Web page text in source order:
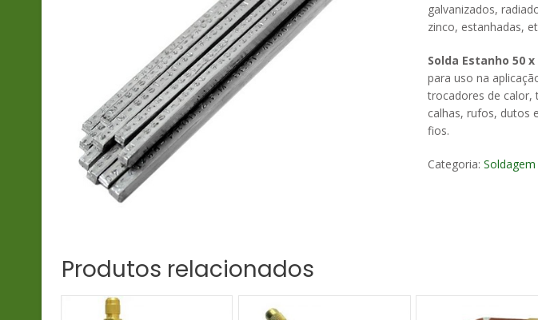
galvanizados,
zinco, estanhadas,
Solda Estanho 50
para uso na
trocadores de calor,
calhas, rufos, dutos
fios.
Categoria:
Produtos relacionados